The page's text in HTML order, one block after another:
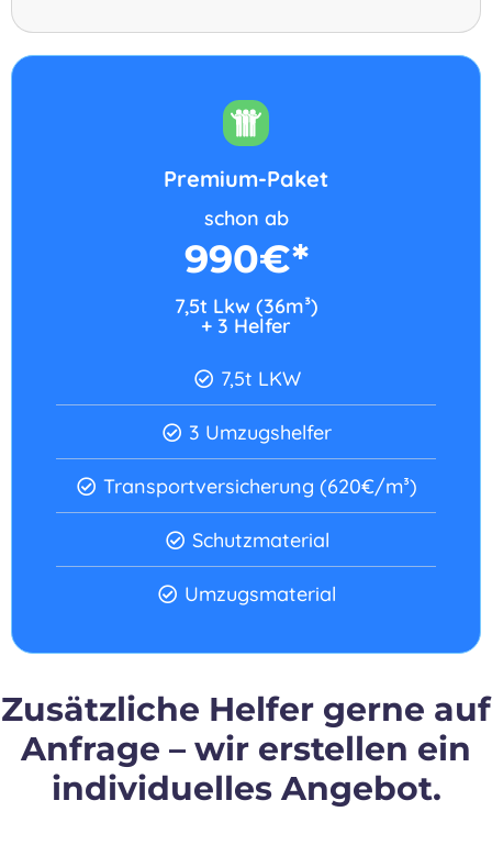
Premium-Paket
schon ab
990€*
7,5t Lkw (36m³)
+ 3 Helfer​
7,5t LKW
3 Umzugshelfer
Transportversicherung (620€/m³)
Schutzmaterial
Umzugsmaterial
Zusätzliche Helfer gerne auf
Anfrage – wir erstellen ein
individuelles Angebot.